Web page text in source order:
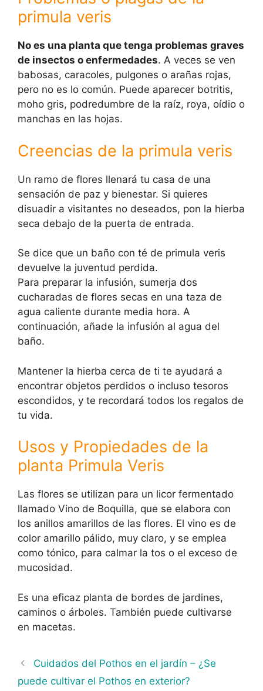
primula veris
No es una planta que tenga problemas graves
de insectos o enfermedades. A veces se ven
babosas, caracoles, pulgones o arañas rojas,
pero no es lo común. Puede aparecer botritis,
moho gris, podredumbre de la raíz, roya, oídio o
manchas en las hojas.
Creencias de la primula veris
Un ramo de flores llenará tu casa de una
sensación de paz y bienestar. Si quieres
disuadir a visitantes no deseados, pon la hierba
seca debajo de la puerta de entrada.
Se dice que un baño con té de primula veris
devuelve la juventud perdida.
Para preparar la infusión, sumerja dos
cucharadas de flores secas en una taza de
agua caliente durante media hora. A
continuación, añade la infusión al agua del
baño.
Mantener la hierba cerca de ti te ayudará a
encontrar objetos perdidos o incluso tesoros
escondidos, y te recordará todos los regalos de
tu vida.
Usos y Propiedades de la
planta Primula Veris
Las flores se utilizan para un licor fermentado
llamado Vino de Boquilla, que se elabora con
los anillos amarillos de las flores. El vino es de
color amarillo pálido, muy claro, y se emplea
como tónico, para calmar la tos o el exceso de
mucosidad.
Es una eficaz planta de bordes de jardines,
caminos o árboles. También puede cultivarse
en macetas.
Cuidados del Pothos en el jardín – ¿Se
puede cultivar el Pothos en exterior?